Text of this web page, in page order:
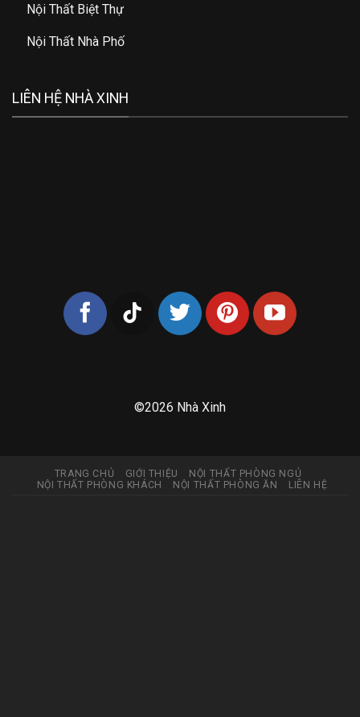
Nội Thất Biệt Thự
Nội Thất Nhà Phố
LIÊN HỆ NHÀ XINH
©2026 Nhà Xinh
TRANG CHỦ GIỚI THIỆU
NỘI THẤT PHÒNG NGỦ
NỘI THẤT PHÒNG KHÁCH
NỘI THẤT PHÒNG ĂN LIÊN HỆ